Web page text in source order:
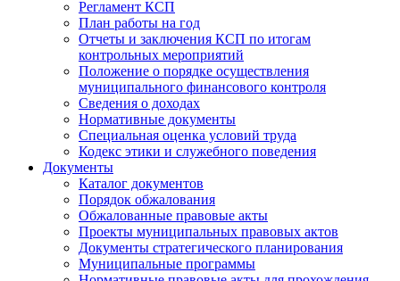
Регламент КСП
План работы на год
Отчеты и заключения КСП по итогам
контрольных мероприятий
Положение о порядке осуществления
муниципального финансового контроля
Сведения о доходах
Нормативные документы
Специальная оценка условий труда
Кодекс этики и служебного поведения
Документы
Каталог документов
Порядок обжалования
Обжалованные правовые акты
Проекты муниципальных правовых актов
Документы стратегического планирования
Муниципальные программы